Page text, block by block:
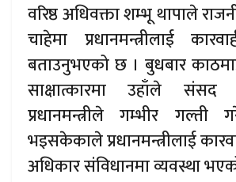
वरिष्ठ अधिवक्ता शम्भू थापाले
चाहेमा प्रधानमन्त्रीलाई
बताउनुभएको छ । बुधबार
साक्षात्कारमा उहाँले
प्रधानमन्त्रीले गम्भीर गल्ती
भइसकेकाले प्रधानमन्त्रीलाई
अधिकार संविधानमा व्यवस्था